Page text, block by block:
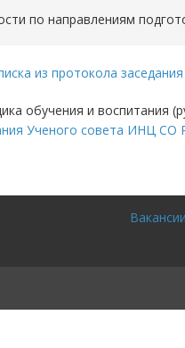
по направлениям
из протокола
обучения и воспитания
Ученого совета ИНЦ СО
Вакансии